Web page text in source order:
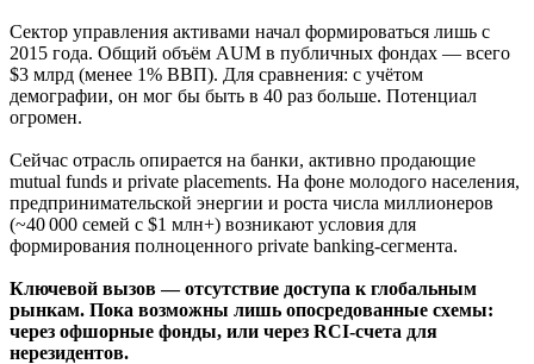
Сектор управления активами начал формироваться лишь с
2015 года. Общий объём AUM в публичных фондах — всего
$3 млрд (менее 1% ВВП). Для сравнения: с учётом
демографии, он мог бы быть в 40 раз больше. Потенциал
огромен.
Сейчас отрасль опирается на банки, активно продающие
mutual funds и private placements. На фоне молодого населения,
предпринимательской энергии и роста числа миллионеров
(~40 000 семей с $1 млн+) возникают условия для
формирования полноценного private banking-сегмента.
Ключевой вызов — отсутствие доступа к глобальным
рынкам. Пока возможны лишь опосредованные схемы:
через офшорные фонды, или через RCI-счета для
нерезидентов.